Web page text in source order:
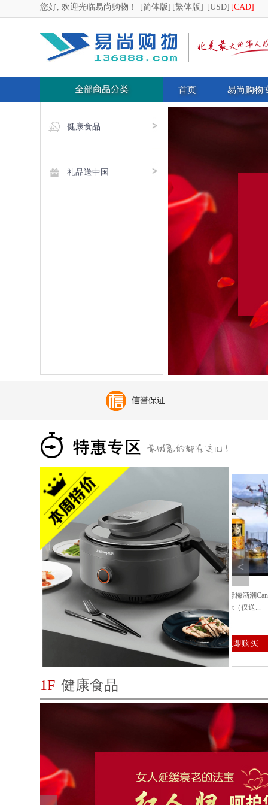
您好, 欢迎光临易尚购物！ [简体版] [繁体版] [USD] [CAD]
全部商品分类 首页 易尚购物
健康食品
礼品送中国
北美超大车厘子(新鲜直邮
6瓶加拿大之花青梅酒潮Candian Flower
Vidal Late Harvest（仅送...
CAD$311.84
立即购买
配方 高
<
1F 健康食品